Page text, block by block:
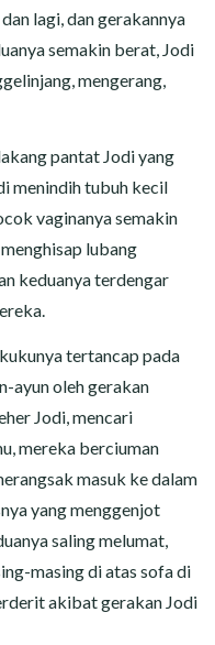
lagi, dan gerakannya
semakin berat, Jodi
mengerang,
pantat Jodi yang
menindih tubuh kecil
vaginanya semakin
lubang
keduanya terdengar
tertancap pada
ayun oleh gerakan
Jodi, mencari
mereka berciuman
masuk ke dalam
yang menggenjot
saling melumat,
masing di atas sofa di
akibat gerakan Jodi